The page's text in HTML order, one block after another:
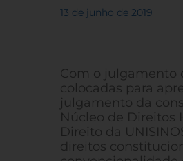
13 de junho de 2019
Com o julgamento
colocadas para
julgamento da
Núcleo de Direitos
Direito da
direitos